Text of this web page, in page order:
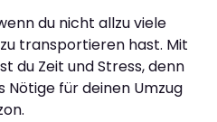
du nicht allzu viele
transportieren hast. Mit
du Zeit und Stress, denn
Nötige für deinen Umzug